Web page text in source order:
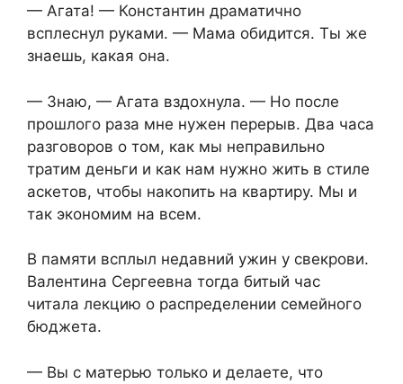
— Агата! — Константин драматично
всплеснул руками. — Мама обидится. Ты же
знаешь, какая она.
— Знаю, — Агата вздохнула. — Но после
прошлого раза мне нужен перерыв. Два часа
разговоров о том, как мы неправильно
тратим деньги и как нам нужно жить в стиле
аскетов, чтобы накопить на квартиру. Мы и
так экономим на всем.
В памяти всплыл недавний ужин у свекрови.
Валентина Сергеевна тогда битый час
читала лекцию о распределении семейного
бюджета.
— Вы с матерью только и делаете, что